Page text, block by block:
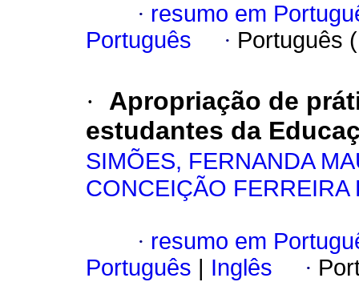
· resumo em
Português
· Português
·
Apropriação de
estudantes da
SIMÕES, FERNANDA
CONCEIÇÃO FERREIRA
· resumo em
Português
Inglês ·